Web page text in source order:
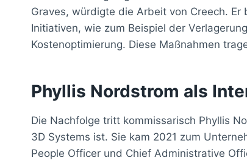
Graves, würdigte die Arbeit von Creech.
Initiativen, wie zum Beispiel der
Kostenoptimierung. Diese Maßnahmen
Phyllis Nordstrom als
Die Nachfolge tritt kommissarisch Phyllis
3D Systems ist. Sie kam 2021 zum
People Officer und Chief Administrative